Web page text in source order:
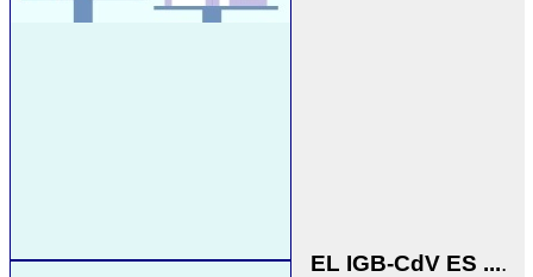
EL IGB-CdV ES ....